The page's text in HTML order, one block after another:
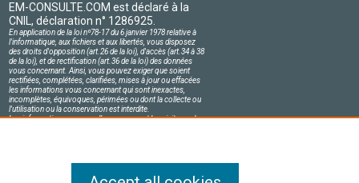
EM-CONSULTE.COM est déclaré à la
CNIL, déclaration n° 1286925.
En application de la loi nº78-17 du 6 janvier 1978 relative à
l'informatique, aux fichiers et aux libertés, vous disposez
des droits d'opposition (art.26 de la loi), d'accès (art.34 à 38
de la loi), et de rectification (art.36 de la loi) des données
vous concernant. Ainsi, vous pouvez exiger que soient
rectifiées, complétées, clarifiées, mises à jour ou effacées
les informations vous concernant qui sont inexactes,
incomplètes, équivoques, périmées ou dont la collecte ou
l'utilisation ou la conservation est interdite.
Les informations personnelles concernant les visiteurs de